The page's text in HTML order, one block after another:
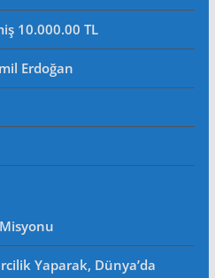
10.000.00 TL
Erdoğan
Yaparak, Dünya’da